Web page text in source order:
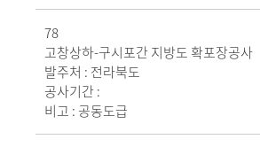
78
고창상하-구시포간 지방도 확포장공사
발주처 : 전라북도
공사기간 :
비고 : 공동도급